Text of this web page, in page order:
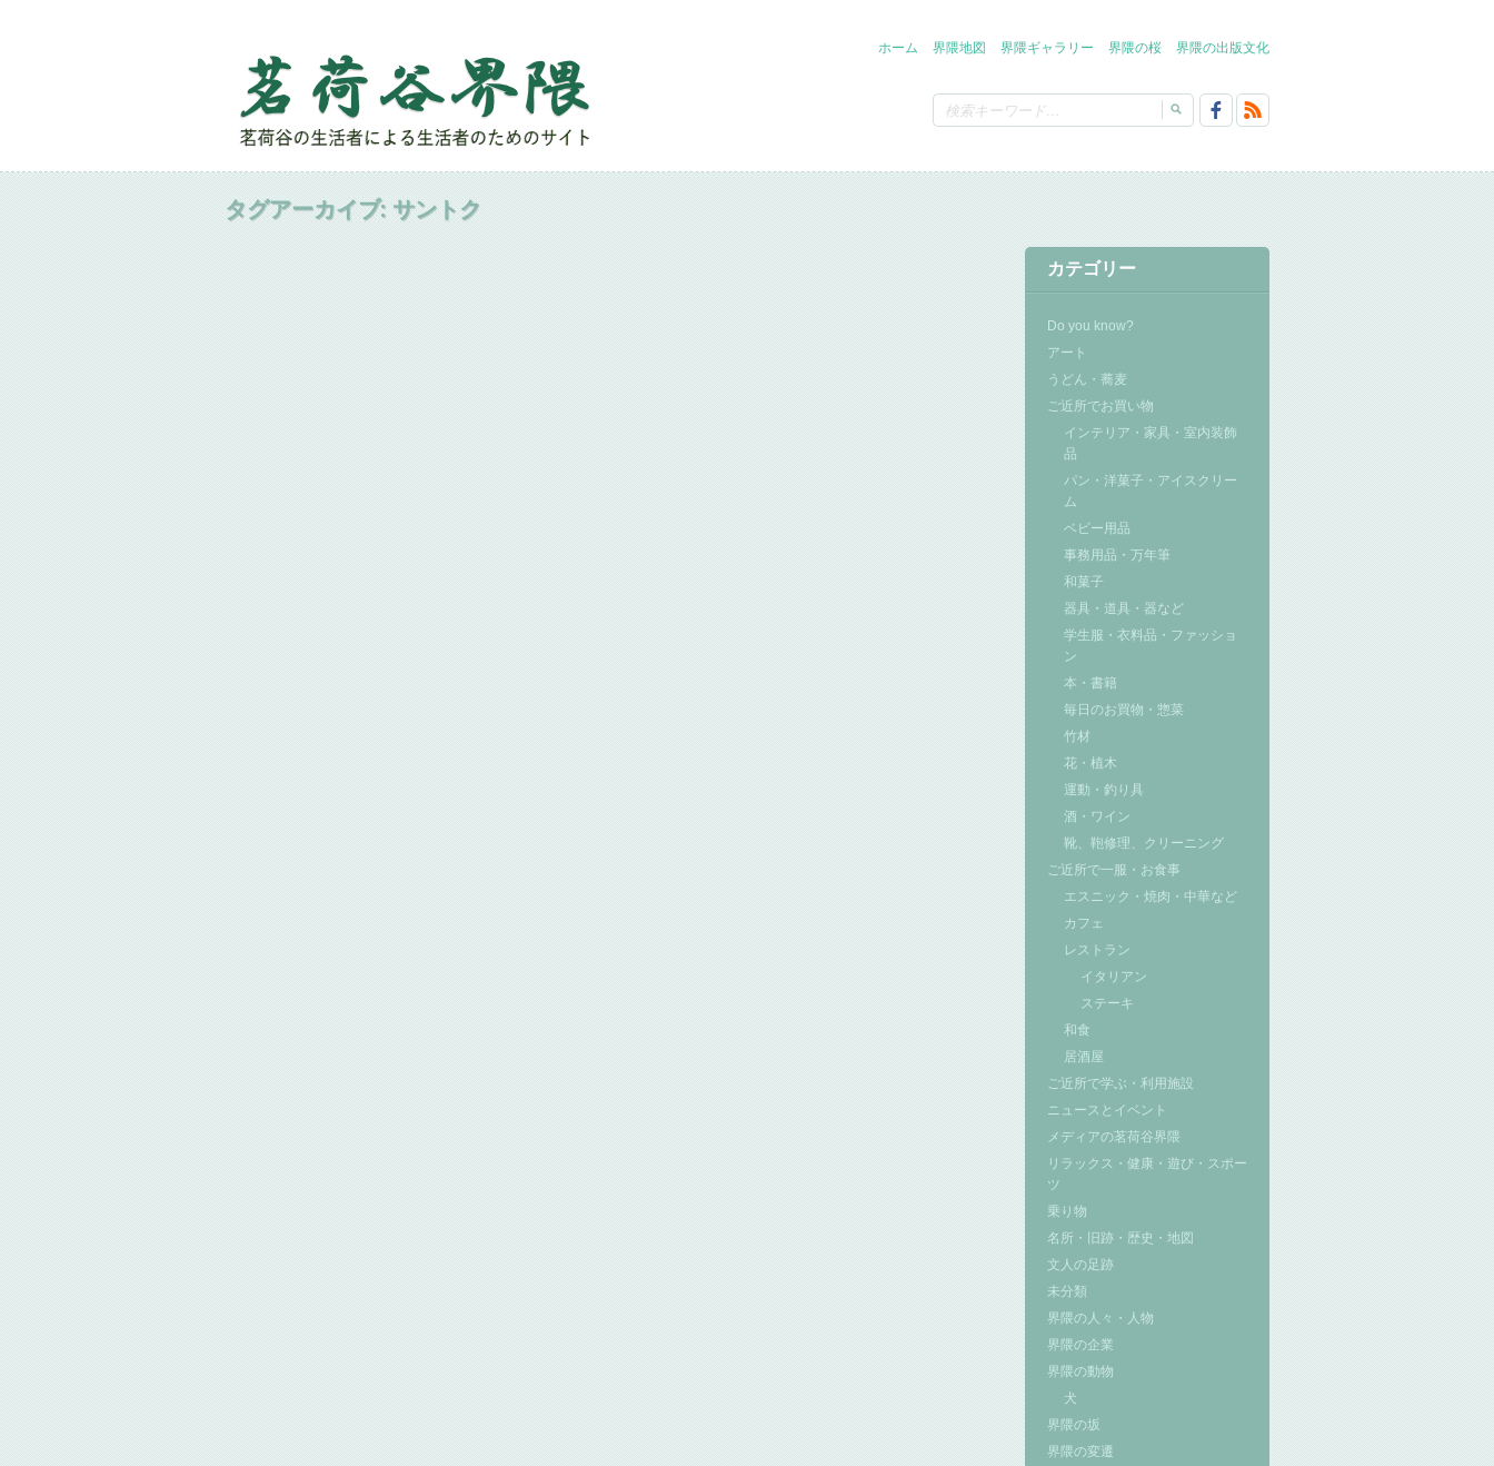
ホーム 界隈地図 界隈ギャラリー 界隈の桜 界隈の出版文化
タグアーカイブ: サントク
カテゴリー
Do you know?
アート
うどん・蕎麦
ご近所でお買い物
インテリア・家具・室内装飾
品
パン・洋菓子・アイスクリー
ム
ベビー用品
事務用品・万年筆
和菓子
器具・道具・器など
学生服・衣料品・ファッショ
ン
本・書籍
毎日のお買物・惣菜
竹材
花・植木
運動・釣り具
酒・ワイン
靴、鞄修理、クリーニング
ご近所で一服・お食事
エスニック・焼肉・中華など
カフェ
レストラン
イタリアン
ステーキ
和食
居酒屋
ご近所で学ぶ・利用施設
ニュースとイベント
メディアの茗荷谷界隈
リラックス・健康・遊び・スポー
ツ
乗り物
名所・旧跡・歴史・地図
文人の足跡
未分類
界隈の人々・人物
界隈の企業
界隈の動物
犬
界隈の坂
界隈の変遷